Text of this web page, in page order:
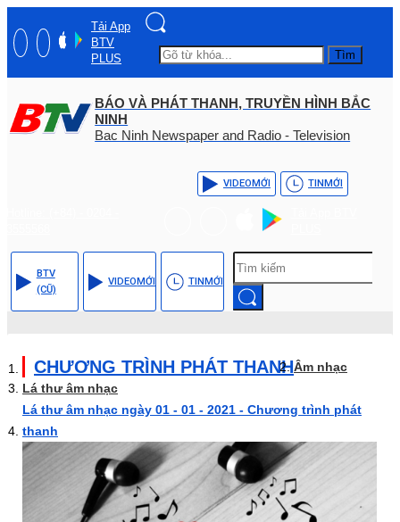
Tải App
BTV
PLUS
Tìm
BÁO VÀ PHÁT THANH, TRUYỀN HÌNH BẮC
NINH
Bac Ninh Newspaper and Radio - Television
VIDEOMỚI TINMỚI
BTV
(CŨ)
VIDEOMỚI TINMỚI
CHƯƠNG TRÌNH PHÁT THANHÂm nhạc
Lá thư âm nhạc
Lá thư âm nhạc ngày 01 - 01 - 2021 - Chương trình phát
thanh